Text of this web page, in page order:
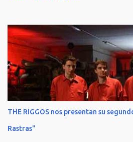
THE RIGGOS nos presentan su
Rastras"